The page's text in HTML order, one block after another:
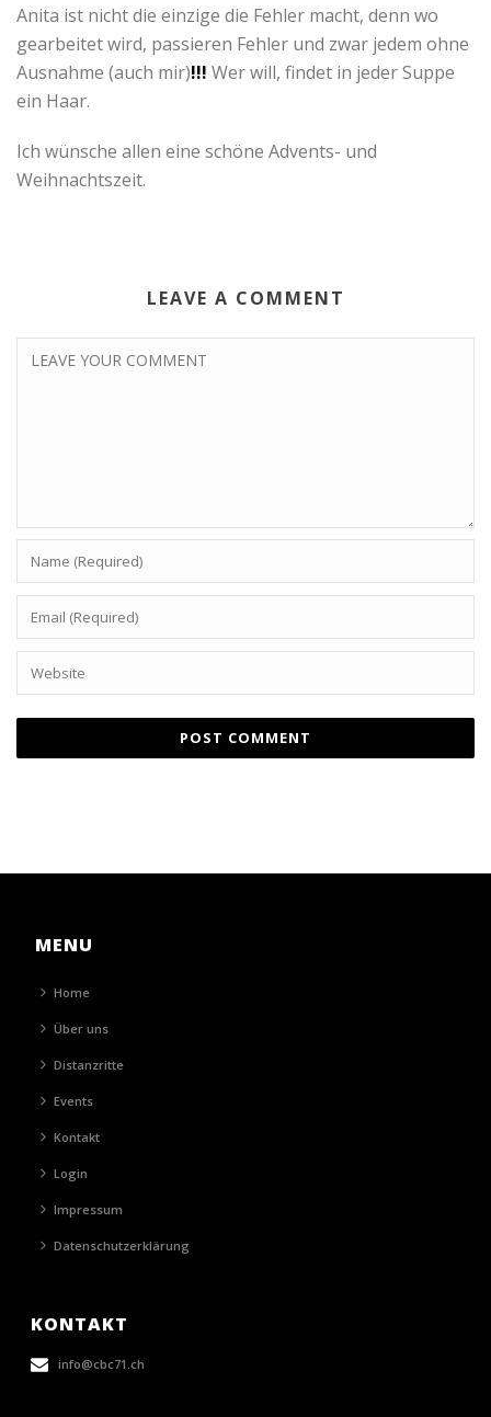
Anita ist nicht die einzige die Fehler macht, denn wo
gearbeitet wird, passieren Fehler und zwar jedem ohne
Ausnahme (auch mir)!!! Wer will, findet in jeder Suppe
ein Haar.
Ich wünsche allen eine schöne Advents- und
Weihnachtszeit.
LEAVE A COMMENT
MENU
Home
Über uns
Distanzritte
Events
Kontakt
Login
Impressum
Datenschutzerklärung
KONTAKT
info@cbc71.ch